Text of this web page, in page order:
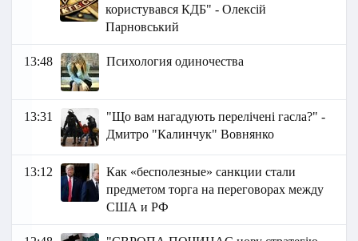
користувався КДБ" - Олексій
Парновський
13:48 Психология одиночества
13:31
"Що вам нагадують перелічені гасла?" -
Дмитро "Калинчук" Вовнянко
13:12
Как «бесполезные» санкции стали
предметом торга на переговорах между
США и РФ